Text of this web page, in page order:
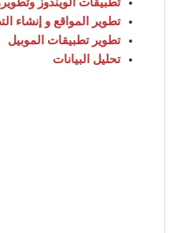
تطبيقات الويندوز
تطوير المواقع و إنشاء
تطوير تطبيقات الموبيل
تحليل البيانات